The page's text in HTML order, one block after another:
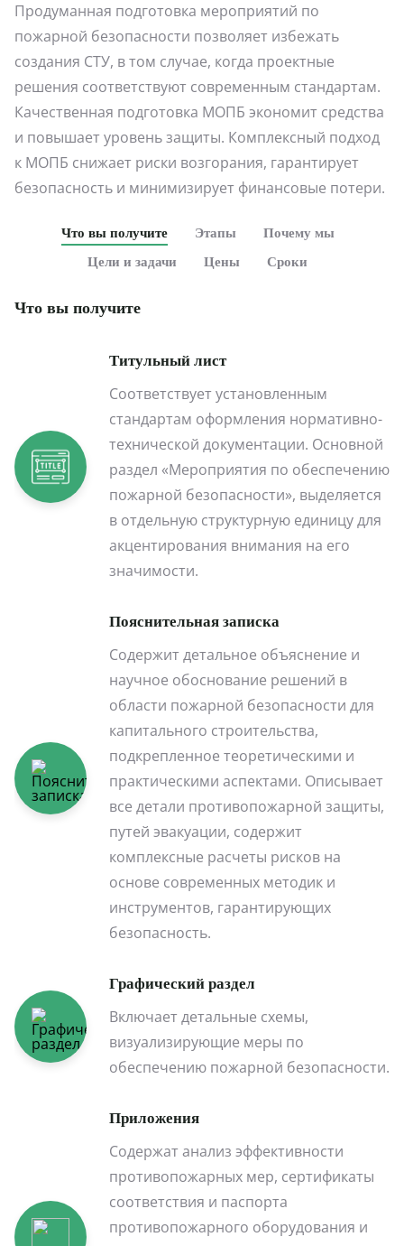
Продуманная подготовка мероприятий по
пожарной безопасности позволяет избежать
создания СТУ, в том случае, когда проектные
решения соответствуют современным стандартам.
Качественная подготовка МОПБ экономит средства
и повышает уровень защиты. Комплексный подход
к МОПБ снижает риски возгорания, гарантирует
безопасность и минимизирует финансовые потери.
Что вы получите Этапы
Почему мы
Цели и задачи
Цены Сроки
Что вы получите
Титульный лист
Соответствует установленным
стандартам оформления нормативно-
технической документации. Основной
раздел «Мероприятия по обеспечению
пожарной безопасности», выделяется
в отдельную структурную единицу для
акцентирования внимания на его
значимости.
Пояснительная записка
Содержит детальное объяснение и
научное обоснование решений в
области пожарной безопасности для
капитального строительства,
подкрепленное теоретическими и
практическими аспектами. Описывает
все детали противопожарной защиты,
путей эвакуации, содержит
комплексные расчеты рисков на
основе современных методик и
инструментов, гарантирующих
безопасность.
Графический раздел
Включает детальные схемы,
визуализирующие меры по
обеспечению пожарной безопасности.
Приложения
Содержат анализ эффективности
противопожарных мер, сертификаты
соответствия и паспорта
противопожарного оборудования и